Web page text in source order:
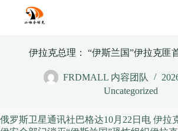
content
伊拉克总理： “伊斯兰国”伊拉克匪
FRDMALL 内容团队
Uncategorized
俄罗斯卫星通讯社巴格达10月22日电 伊拉